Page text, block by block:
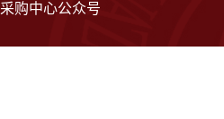
采购中心公众号